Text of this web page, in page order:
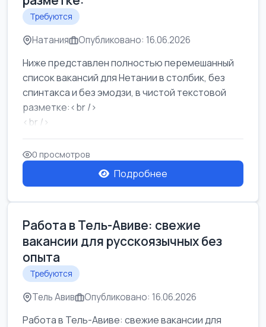
Требуются
Натания Опубликовано: 16.06.2026
Ниже представлен полностью перемешанный
список вакансий для Нетании в столбик, без
спинтакса и без эмодзи, в чистой текстовой
разметке:<br />
<br />
Работа в Нетании на мебельном производстве:
требу...
0 просмотров
Подробнее
Работа в Тель-Авиве: свежие
вакансии для русскоязычных без
опыта
Требуются
Тель Авив Опубликовано: 16.06.2026
Работа в Тель-Авиве: свежие вакансии для